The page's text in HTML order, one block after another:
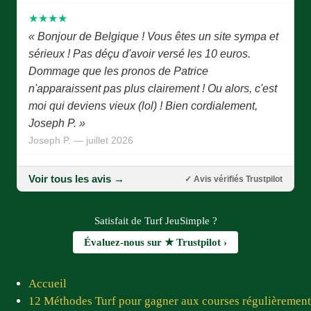
« Bonjour de Belgique ! Vous êtes un site sympa et
sérieux ! Pas déçu d'avoir versé les 10 euros.
Dommage que les pronos de Patrice
n'apparaissent pas plus clairement ! Ou alors, c'est
moi qui deviens vieux (lol) ! Bien cordialement,
Joseph P. »
Joseph P. — juillet 2026
★★★★★
« Bonjour Patrice, Tout d'abord je vous remercie
d'avoir eu l'idée de créer ce site combien important
merci à tous les membres du site qui, chaque jour,
nous proposent des pronostics fiables. Prompt
rétablissement à Jean Luc ! Vous êtes tous sympas
Pierre C.D. — juin 2026
Voir tous les avis → ✓ Avis vérifiés Trustpilot
Satisfait de Turf JeuSimple ?
Évaluez-nous sur ★ Trustpilot ›
Accueil
12 Méthodes Turf pour gagner aux courses régulièrement